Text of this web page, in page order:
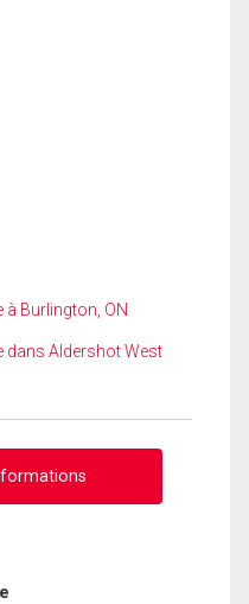
Burlington, ON
dans Aldershot West